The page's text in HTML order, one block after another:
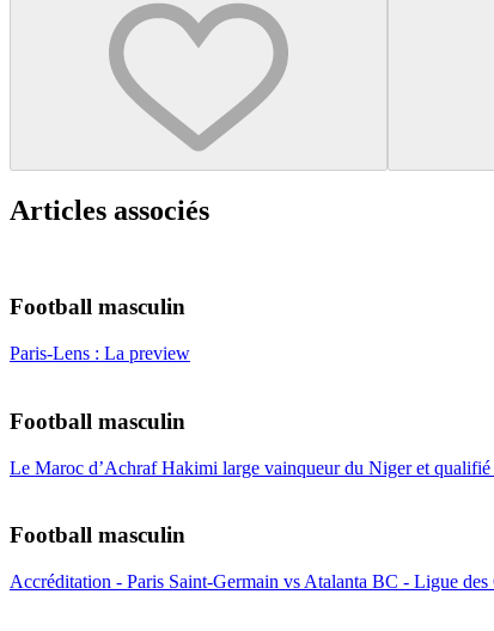
Articles associés
Football masculin
Paris-Lens : La preview
Football masculin
Le Maroc d’Achraf Hakimi large vainqueur du Niger et
Football masculin
Accréditation - Paris Saint-Germain vs Atalanta BC - Ligue des